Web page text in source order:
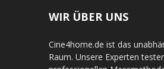
WIR ÜBER UNS
Cine4home.de ist das
Raum. Unsere Experten